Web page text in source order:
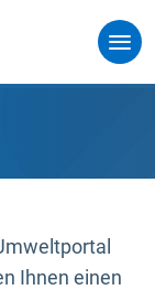
Ihnen einen